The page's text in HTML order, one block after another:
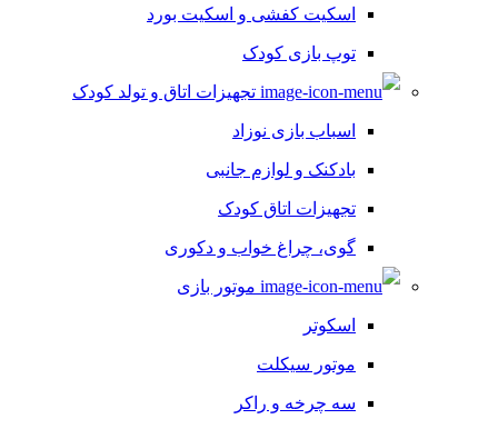
اسکیت کفشی و اسکیت بورد
توپ بازی کودک
تجهیزات اتاق و تولد کودک
اسباب بازی نوزاد
بادکنک و لوازم جانبی
تجهیزات اتاق کودک
گوی، چراغ خواب و دکوری
موتور بازی
اسکوتر
موتور سیکلت
سه چرخه و راکر